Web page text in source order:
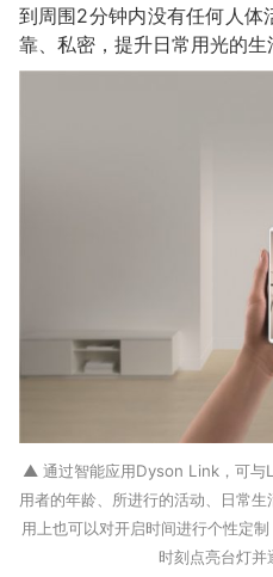
到周围2分钟内没有任何人体
靠、私密，提升日常用光的生
▲ 通过智能应用Dyson Link，可与
用者的年龄、所进行的活动、日常
用上也可以对开启时间进行个性定
时刻点亮台灯并